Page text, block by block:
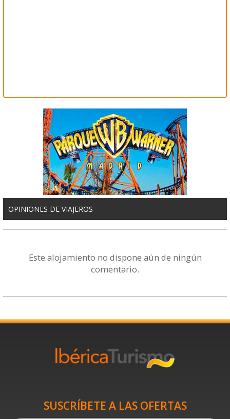
OPINIONES DE VIAJEROS
Este alojamiento no dispone aún de ningún
comentario.
SUSCRÍBETE A LAS OFERTAS